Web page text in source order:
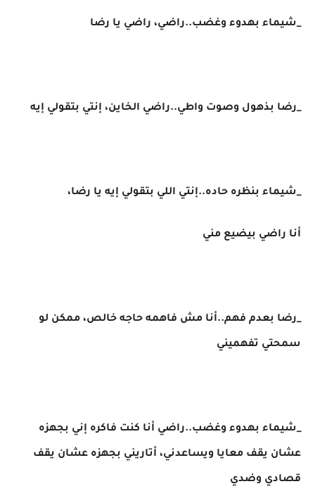
_شيماء بهدوء وغضب..راضي، راضي يا رضا
_رضا بذهول وصوت واطي..راضي الخاين، إنتي بتقولي إيه
_شيماء بنظره حاده..إنتي اللي بتقولي إيه يا رضا،
أنا راضي بيضيع مني
_رضا بعدم فهم..أنا مش فاهمه حاجه خالص، ممكن لو
سمحتي تفهميني
_شيماء بهدوء وغضب..راضي أنا كنت فاكره إني بجهزه
عشان يقف معايا ويساعدني، أتاريني بجهزه عشان يقف
قصادي وضدي